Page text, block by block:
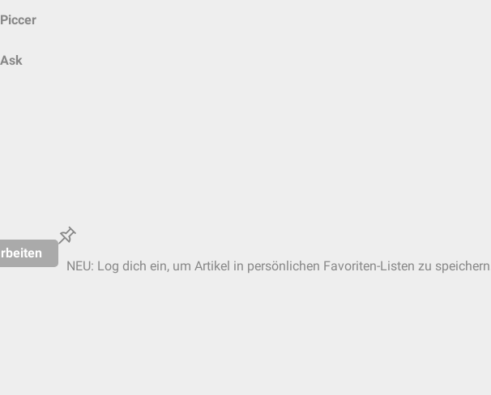
Piccer
Ask
NEU: Log dich ein, um Artikel in persönlichen Favoriten-Listen zu